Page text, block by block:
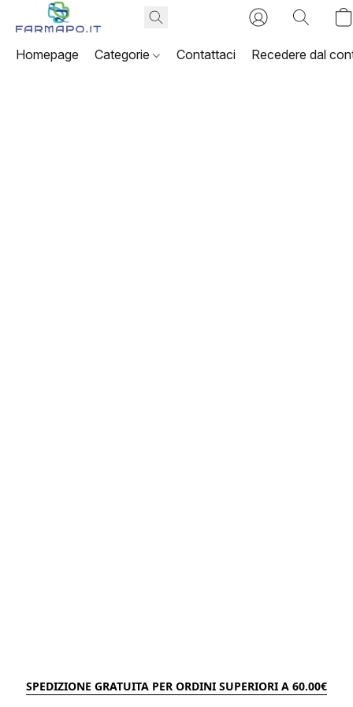
Homepage Categorie Contattaci Recedere dal
SPEDIZIONE GRATUITA PER ORDINI SUPERIORI A 60.00€